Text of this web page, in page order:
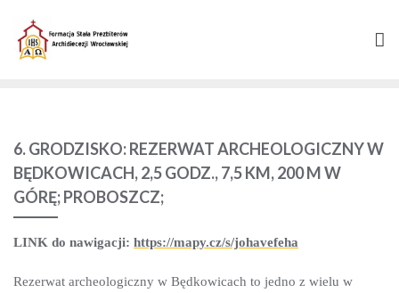
content
6. GRODZISKO: REZERWAT ARCHEOLOGICZNY W
BĘDKOWICACH, 2,5 GODZ., 7,5 KM, 200 M W
GÓRĘ; PROBOSZCZ;
LINK do nawigacji: https://mapy.cz/s/johavefeha
Rezerwat archeologiczny w Będkowicach to jedno z wielu w